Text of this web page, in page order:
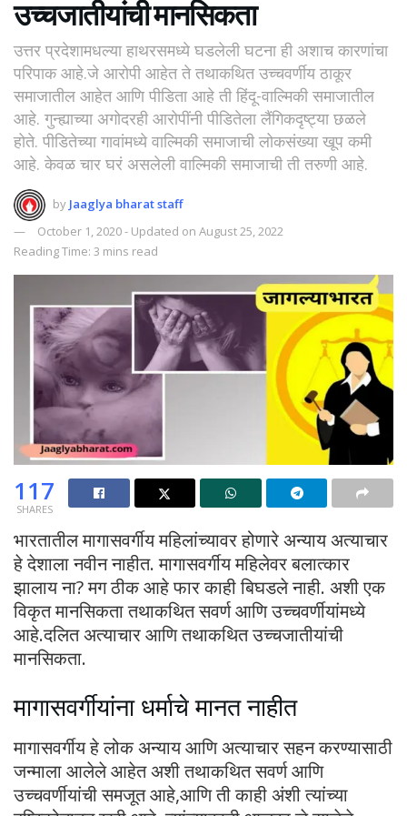
उच्चजातीयांची मानसिकता
उत्तर प्रदेशामधल्या हाथरसमध्ये घडलेली घटना ही अशाच कारणांचा
परिपाक आहे.जे आरोपी आहेत ते तथाकथित उच्चवर्णीय ठाकूर
समाजातील आहेत आणि पीडिता आहे ती हिंदू-वाल्मिकी समाजातील
आहे. गुन्ह्याच्या अगोदरही आरोपींनी पीडितेला लैंगिकदृष्ट्या छळले
होते. पीडितेच्या गावांमध्ये वाल्मिकी समाजाची लोकसंख्या खूप कमी
आहे. केवळ चार घरं असलेली वाल्मिकी समाजाची ती तरुणी आहे.
by Jaaglya bharat staff
October 1, 2020 - Updated on August 25, 2022
Reading Time: 3 mins read
117
SHARES
भारतातील मागासवर्गीय महिलांच्यावर होणारे अन्याय अत्याचार
हे देशाला नवीन नाहीत. मागासवर्गीय महिलेवर बलात्कार
झालाय ना? मग ठीक आहे फार काही बिघडले नाही. अशी एक
विकृत मानसिकता तथाकथित सवर्ण आणि उच्चवर्णीयांमध्ये
आहे.दलित अत्याचार आणि तथाकथित उच्चजातीयांची
मानसिकता.
मागासवर्गीयांना धर्माचे मानत नाहीत
मागासवर्गीय हे लोक अन्याय आणि अत्याचार सहन करण्यासाठी
जन्माला आलेले आहेत अशी तथाकथित सवर्ण आणि
उच्चवर्णीयांची समजूत आहे,आणि ती काही अंशी त्यांच्या